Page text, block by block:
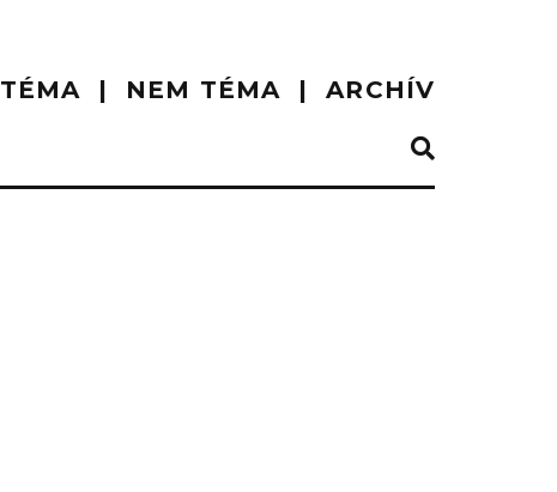
TÉMA NEM TÉMA ARCHÍV